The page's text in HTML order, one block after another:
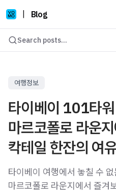
Blog
Search posts...
여행정보
타이베이 101타
마르코폴로 라운
칵테일 한잔의 여
타이베이 여행에서 놓칠 수
마르코폴로 라운지에서 즐겨